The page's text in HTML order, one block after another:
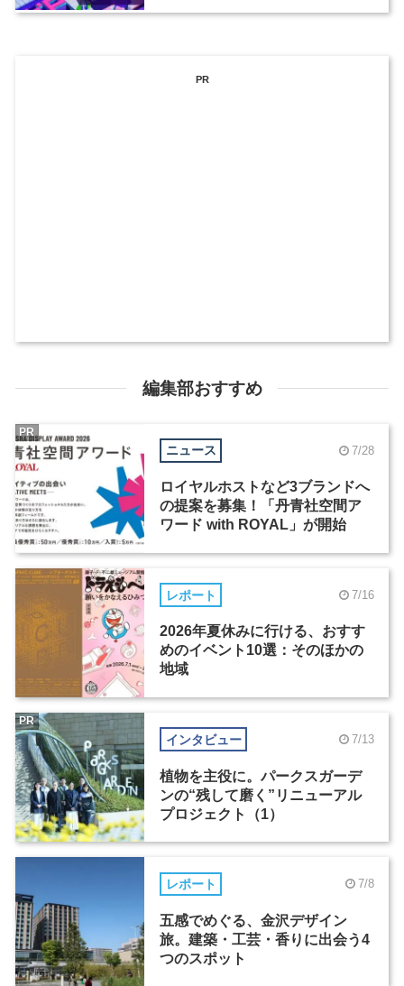
PR
編集部おすすめ
ニュース 7/28
ロイヤルホストなど3ブランドへ
の提案を募集！「丹青社空間ア
ワード with ROYAL」が開始
PR
レポート 7/16
2026年夏休みに行ける、おすす
めのイベント10選：そのほかの
地域
インタビュー 7/13
植物を主役に。パークスガーデ
ンの“残して磨く”リニューアル
プロジェクト（1）
PR
レポート 7/8
五感でめぐる、金沢デザイン
旅。建築・工芸・香りに出会う4
つのスポット